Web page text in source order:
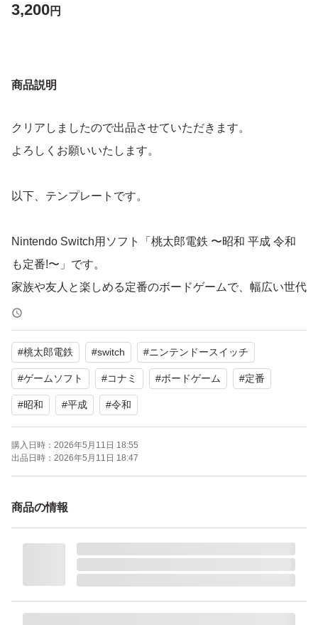
3,200円
商品説明
クリアしましたので出品させていただきます。
よろしくお願いいたします。
以下、テンプレートです。
Nintendo Switch用ソフト「桃太郎電鉄 〜昭和 平成 令和
も定番!〜」です。
家族や友人と楽しめる定番のボードゲームで、幅広い世代
に人気があります。
パッケージ版で、目立った傷や汚れはなく、比較的きれい
な状態です。
【ブランド】コナミデジタルエンタテインメント
【商品の状態】目立った傷や汚れなし
【CEROレーティング】A（全年齢対象）
よろしくお願いいたします。
#桃太郎電鉄 #switch #ニンテンドースイッチ
#ゲームソフト #コナミ #ボードゲーム #定番
#昭和 #平成 #令和
購入日時： 2026年5月11日 18:55
出品日時： 2026年5月11日 18:47
商品の情報